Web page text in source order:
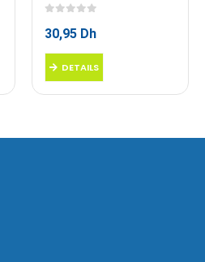
30,95 Dh
DETAILS